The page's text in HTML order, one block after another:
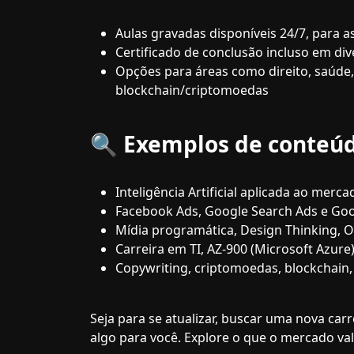
Aulas gravadas disponíveis 24/7, para
Certificado de conclusão incluso em
Opções para áreas como direito,
blockchain/criptomoedas
🔍 Exemplos de
Inteligência Artificial aplicada ao
Facebook Ads, Google Search Ads e
Mídia programática, Design Thinking,
Carreira em TI, AZ-900 (Microsoft
Copywriting, criptomoedas,
Seja para se atualizar, buscar uma nova
algo para você. Explore o que o mercado